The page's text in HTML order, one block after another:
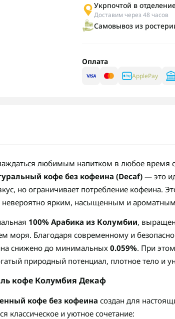
Укрпочтой в
Доставим через 48 часов
Самовывоз из
Оплата
ApplePay
любимым напитком в любое время
кофе без кофеина (Decaf)— это
но ограничивает потребление кофеина.
ярким, насыщенным и
100% Арабика из Колумбии,
моря. Благодаря современному и
снижено до минимальных 0.059%. При
природный потенциал, плотное тело и
кофе Колумбия Декаф
кофе без кофеина создан для
классическое и уютное сочетание: